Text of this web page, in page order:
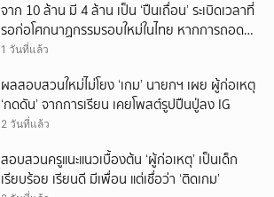
จาก 10 ล้าน มี 4 ล้าน เป็น ‘ปืนเถื่อน’ ระเบิดเวลาที่
รอก่อโศกนาฏกรรมรอบใหม่ในไทย หากการถอดบท
เรียนของรัฐเป็นเพียง ‘ลมปาก’
1 วันที่แล้ว
ผลสอบสวนใหม่ไม่โยง ‘เกม’ นายกฯ เผย ผู้ก่อเหตุ
‘กดดัน’ จากการเรียน เคยโพสต์รูปปืนปู่ลง IG
2 วันที่แล้ว
สอบสวนครูแนะแนวเบื้องต้น ‘ผู้ก่อเหตุ’ เป็นเด็ก
เรียบร้อย เรียนดี มีเพื่อน แต่เชื่อว่า ‘ติดเกม’